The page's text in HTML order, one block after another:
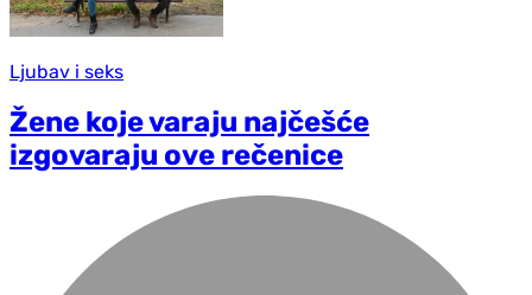
Ljubav i seks
Žene koje varaju najčešće
izgovaraju ove rečenice